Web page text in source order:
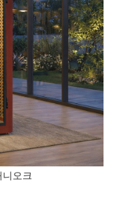
오크